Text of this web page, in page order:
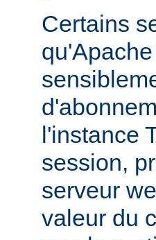
Certains
l'instance
session,
serveur
valeur du